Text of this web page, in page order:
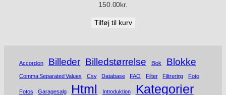
150.00kr.
Tilføj til kurv
Accordion Billeder Billedstørrelse Blok Blokke
Comma Separated Values Csv Database FAQ Filter Filtrering Foto
Fotos Garagesalg Html Introduktion Kategorier